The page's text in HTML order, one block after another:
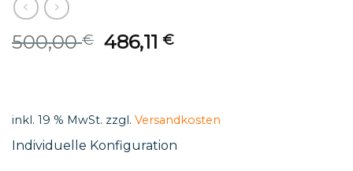
500,00€ Original
486,11€Current
inkl. 19 % MwSt. zzgl. Versandkosten
Individuelle Konfiguration